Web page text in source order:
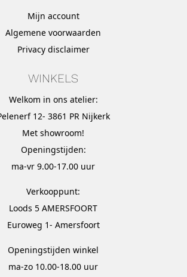
Mijn account
Algemene voorwaarden
Privacy disclaimer
WINKELS
Welkom in ons atelier:
12- 3861 PR Nijkerk
Met showroom!
Openingstijden:
ma-vr 9.00-17.00 uur
Verkooppunt:
Loods 5 AMERSFOORT
Euroweg 1- Amersfoort
Openingstijden winkel
ma-zo 10.00-18.00 uur